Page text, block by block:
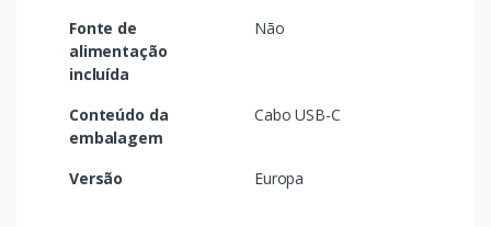
Fonte de
alimentação
incluída
Não
Conteúdo da
embalagem
Cabo USB-C
Versão Europa